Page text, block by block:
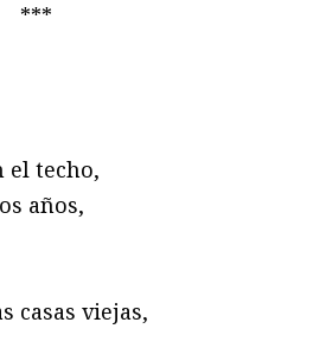
***
el techo,
años,
casas viejas,